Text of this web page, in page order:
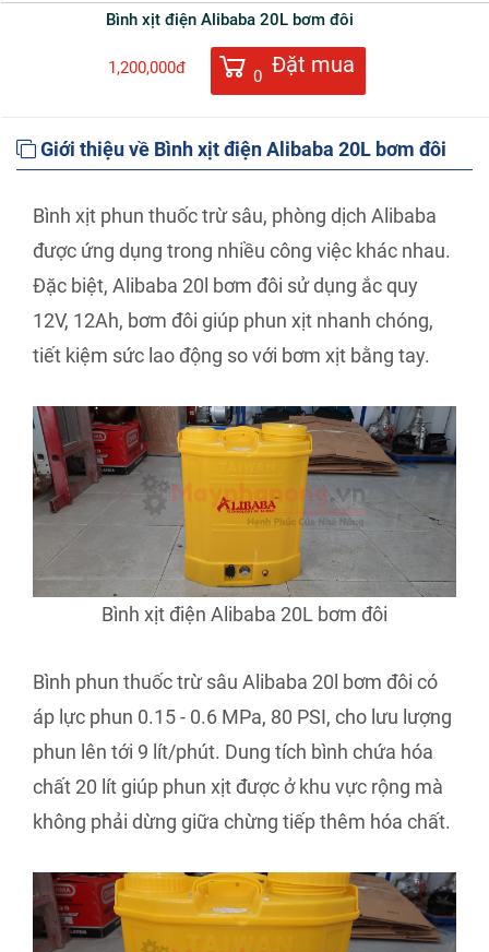
Bình xịt điện Alibaba 20L bơm đôi
1,200,000đ 0 Đặt mua
Giới thiệu về Bình xịt điện Alibaba 20L bơm đôi
Bình xịt phun thuốc trừ sâu, phòng dịch Alibaba
được ứng dụng trong nhiều công việc khác nhau.
Đặc biệt, Alibaba 20l bơm đôi sử dụng ắc quy
12V, 12Ah, bơm đôi giúp phun xịt nhanh chóng,
tiết kiệm sức lao động so với bơm xịt bằng tay.
Bình xịt điện Alibaba 20L bơm đôi
Bình phun thuốc trừ sâu Alibaba 20l bơm đôi có
áp lực phun 0.15 - 0.6 MPa, 80 PSI, cho lưu lượng
phun lên tới 9 lít/phút. Dung tích bình chứa hóa
chất 20 lít giúp phun xịt được ở khu vực rộng mà
không phải dừng giữa chừng tiếp thêm hóa chất.